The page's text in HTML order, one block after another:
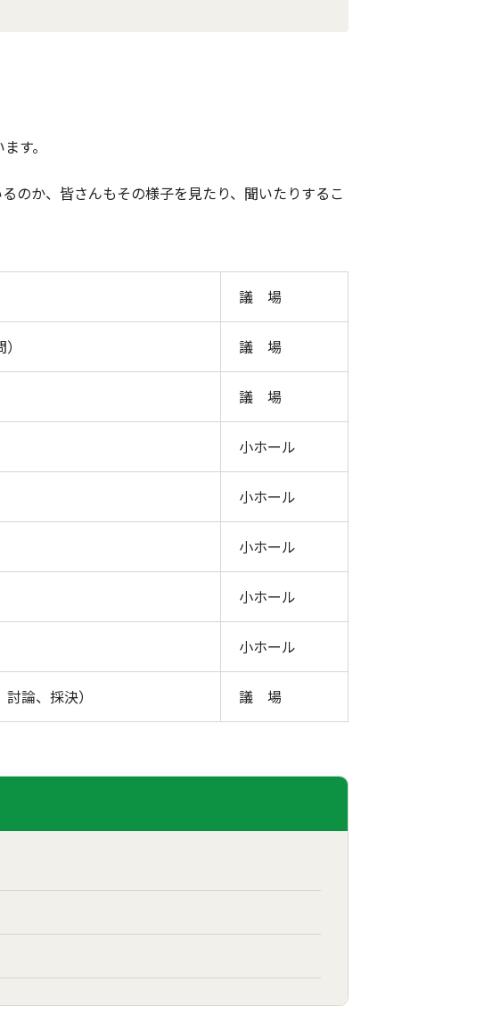
す。
のか、皆さんもその様子を見たり、聞いたりするこ
議 場
議 場
議 場
小ホール
小ホール
小ホール
小ホール
小ホール
論、採決） 議 場